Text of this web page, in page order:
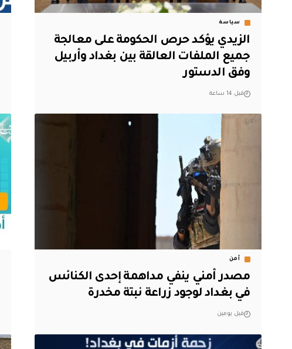
سياسة
الزيدي يؤكد حرص الحكومة على معالجة
جميع الملفات العالقة بين بغداد وأربيل
وفق الدستور
قبل 14 ساعة
أمن
مصدر أمني ينفي مداهمة إحدى الكنائس
في بغداد لوجود زراعة نبتة مخدرة
قبل يومين